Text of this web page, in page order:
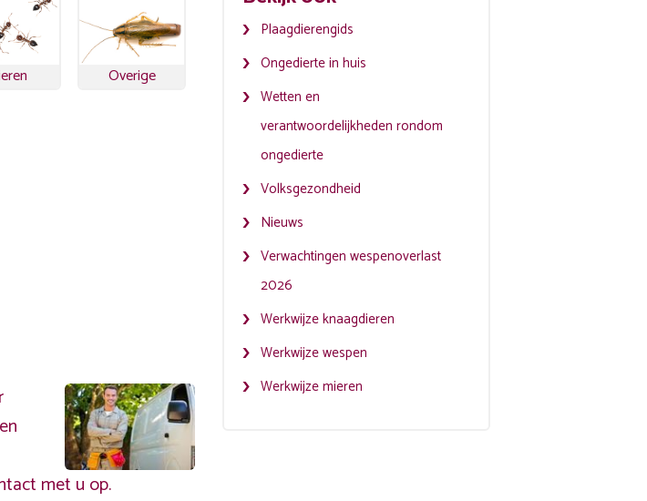
Overige
met u op.
Plaagdierengids
Ongedierte in huis
Wetten en
verantwoordelijkheden rondom
ongedierte
Volksgezondheid
Nieuws
Verwachtingen wespenoverlast
2026
Werkwijze knaagdieren
Werkwijze wespen
Werkwijze mieren